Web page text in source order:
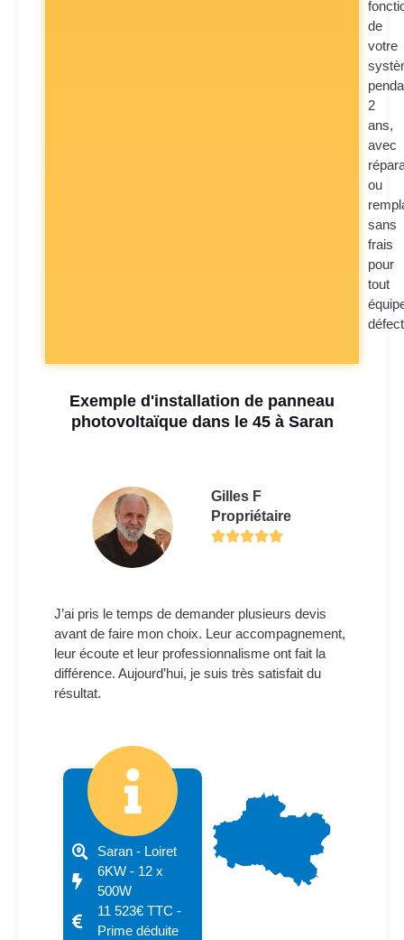
de
votre
2
ans,
avec
ou
sans
frais
pour
tout
Exemple d'installation de panneau
photovoltaïque dans le 45 à Saran
Gilles F
Propriétaire
J’ai pris le temps de demander plusieurs devis
avant de faire mon choix. Leur accompagnement,
leur écoute et leur professionnalisme ont fait la
différence. Aujourd’hui, je suis très satisfait du
résultat.
Saran - Loiret
6KW - 12 x
500W
11 523€ TTC -
Prime déduite